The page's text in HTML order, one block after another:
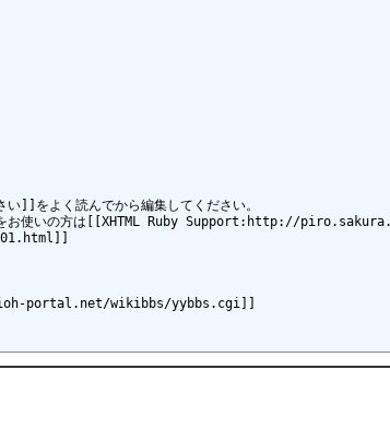
]]をよく読んでから編集してください。
方は[[XHTML Ruby Support:http://
portal.net/wikibbs/yybbs.cgi]]